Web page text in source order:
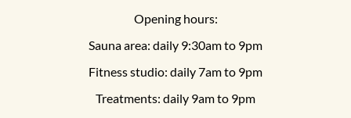
Opening hours:
Sauna area: daily 9:30am to 9pm
Fitness studio: daily 7am to 9pm
Treatments: daily 9am to 9pm